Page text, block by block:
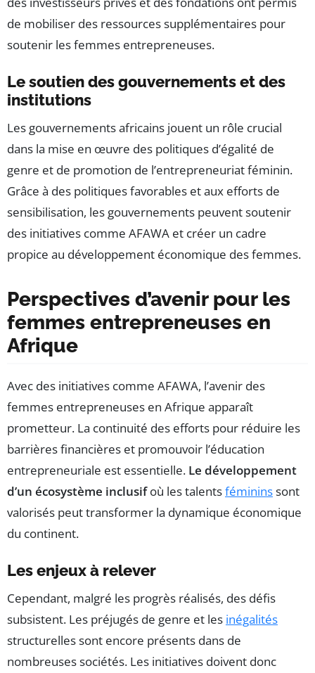
de mobiliser des ressources supplémentaires pour
soutenir les femmes entrepreneuses.
Le soutien des gouvernements et des
institutions
Les gouvernements africains jouent un rôle crucial
dans la mise en œuvre des politiques d’égalité de
genre et de promotion de l’entrepreneuriat féminin.
Grâce à des politiques favorables et aux efforts de
sensibilisation, les gouvernements peuvent soutenir
des initiatives comme AFAWA et créer un cadre
propice au développement économique des femmes.
Perspectives d’avenir pour les
femmes entrepreneuses en
Afrique
Avec des initiatives comme AFAWA, l’avenir des
femmes entrepreneuses en Afrique apparaît
prometteur. La continuité des efforts pour réduire les
barrières financières et promouvoir l’éducation
entrepreneuriale est essentielle. Le développement
d’un écosystème inclusifoù les talentsfémininssont
valorisés peut transformer la dynamique économique
du continent.
Les enjeux à relever
Cependant, malgré les progrès réalisés, des défis
subsistent. Les préjugés de genre et les inégalités
structurelles sont encore présents dans de
nombreuses sociétés. Les initiatives doivent donc